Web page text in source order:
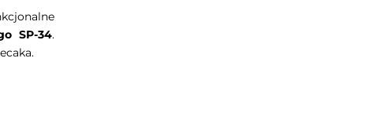
SP-34.